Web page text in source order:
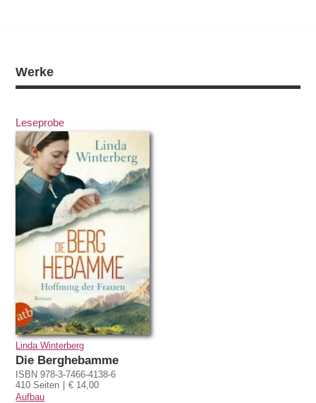
Werke
Leseprobe
Linda Winterberg
Die Berghebamme
ISBN 978-3-7466-4138-6
410 Seiten
€ 14,00
Aufbau